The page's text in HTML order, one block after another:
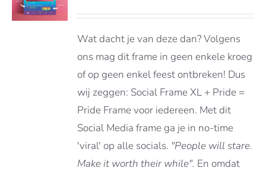
€129.00
Wat dacht je van deze dan? Volgens
ons mag dit frame in geen enkele kroeg
of op geen enkel feest ontbreken! Dus
wij zeggen: Social Frame XL + Pride =
Pride Frame voor iedereen. Met dit
Social Media frame ga je in no-time
'viral' op alle socials. "People will stare.
Make it worth their while". En omdat